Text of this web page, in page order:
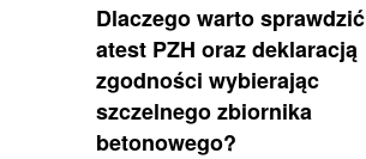
Dlaczego warto sprawdzić
atest PZH oraz deklaracją
zgodności wybierając
szczelnego zbiornika
betonowego?